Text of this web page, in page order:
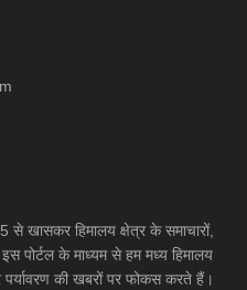
से खासकर हिमालय क्षेत्र के समाचारों,
इस पोर्टल के माध्यम से हम मध्य हिमालय
पर्यावरण की खबरों पर फोकस करते हैं।